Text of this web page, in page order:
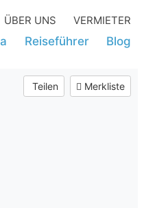
Reiseführer Blog
ÜBER UNS VERMIETER
Teilen Merkliste